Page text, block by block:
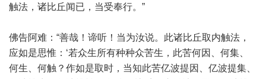
触法，诸比丘闻已，当受奉行。”
佛告阿难：“善哉！谛听！当为汝说。此诸比丘取内触法，
应如是思惟：‘若众生所有种种众苦生，此苦何因、何集、
何生、何触？作如是取时，当知此苦亿波提因、亿波提集、